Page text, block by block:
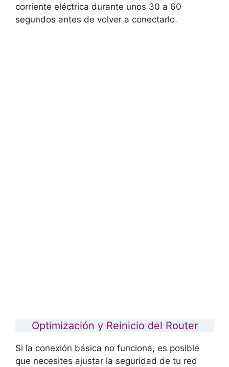
corriente eléctrica durante unos 30 a 60
segundos antes de volver a conectarlo.
Optimización y Reinicio del Router
Si la conexión básica no funciona, es posible
que necesites ajustar la seguridad de tu red